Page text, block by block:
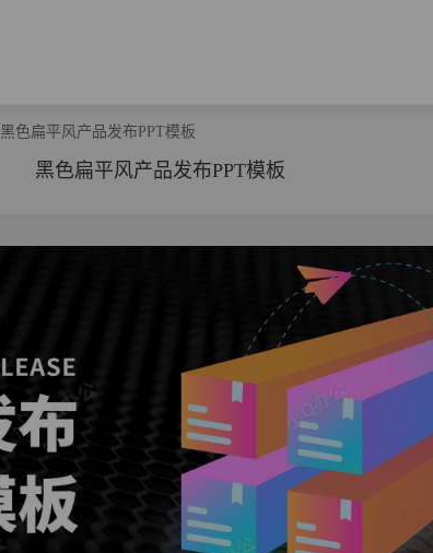
黑色扁平风产品发布PPT模板
黑色扁平风产品发布PPT模板